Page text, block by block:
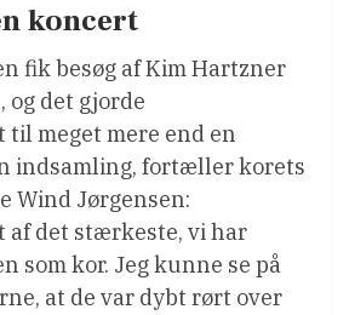
koncert
fik besøg af Kim Hartzner
og det gjorde
til meget mere end en
indsamling, fortæller korets
Wind Jørgensen:
af det stærkeste, vi har
som kor. Jeg kunne se på
at de var dybt rørt over